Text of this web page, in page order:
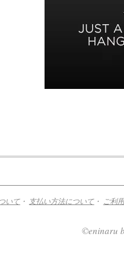
いて・ 支払い方法について・ ご利
©eninaru